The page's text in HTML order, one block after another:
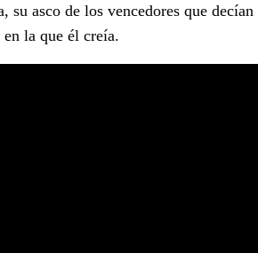
su asco de los vencedores que
la que él creía.